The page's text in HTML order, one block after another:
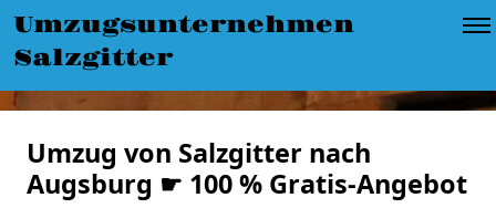
Umzugsunternehmen
Salzgitter
Umzug von Salzgitter nach
Augsburg ☛ 100 % Gratis-Angebot